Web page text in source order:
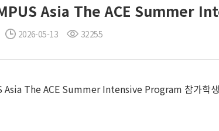
Asia The ACE Summer
2026-05-13 32255
Asia The ACE Summer Intensive Program 참가학